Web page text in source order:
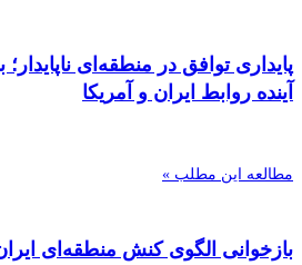
پایداری توافق در منطقه‌ای
آینده روابط ایران و آمریکا
مطالعه این مطلب »
بازخوانی الگوی کنش منطقه‌ای